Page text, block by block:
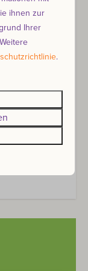
oder zwei
wähle im
deinen
berechnen
ihnen zur
Ihrer
.